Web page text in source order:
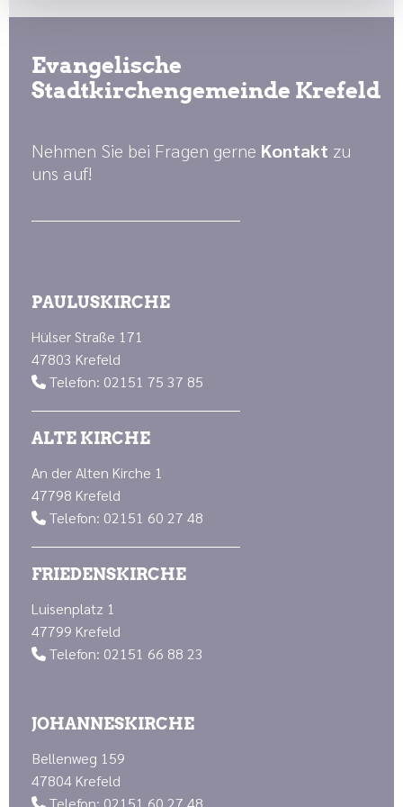
Evangelische
Stadtkirchengemeinde Krefeld
Nehmen Sie bei Fragen gerne Kontakt zu
uns auf!
PAULUSKIRCHE
Hülser Straße 171
47803 Krefeld
 Telefon: 02151 75 37 85
ALTE KIRCHE
An der Alten Kirche 1
47798 Krefeld
 Telefon: 02151 60 27 48
FRIEDENSKIRCHE
Luisenplatz 1
47799 Krefeld
 Telefon: 02151 66 88 23
JOHANNESKIRCHE
Bellenweg 159
47804 Krefeld
 Telefon: 02151 60 27 48